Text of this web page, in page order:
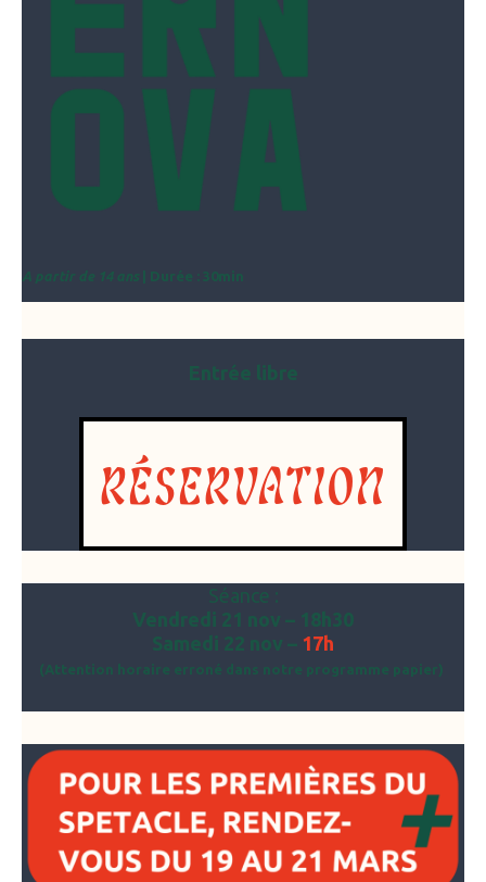
A partir de 14 ans | Durée : 30min
Entrée libre
RÉSERVATION
Séance :
Vendredi 21 nov – 18h30
Samedi 22 nov – 17h
(Attention horaire erroné dans notre programme papier)